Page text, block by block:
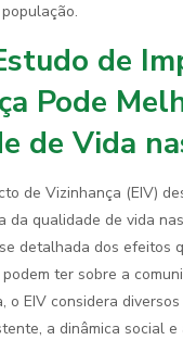
de
Pode
de Vida
de Vizinhança (EIV)
da qualidade de vida
detalhada dos efeitos
ter sobre a
o EIV considera
a dinâmica social e